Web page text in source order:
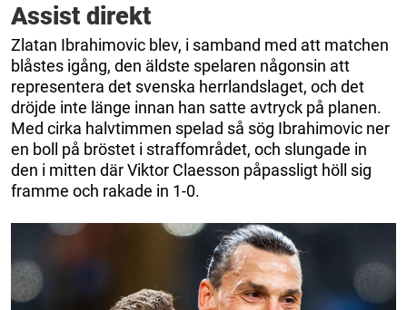
Assist direkt
Zlatan Ibrahimovic blev, i samband med att matchen
blåstes igång, den äldste spelaren någonsin att
representera det svenska herrlandslaget, och det
dröjde inte länge innan han satte avtryck på planen.
Med cirka halvtimmen spelad så sög Ibrahimovic ner
en boll på bröstet i straffområdet, och slungade in
den i mitten där Viktor Claesson påpassligt höll sig
framme och rakade in 1-0.